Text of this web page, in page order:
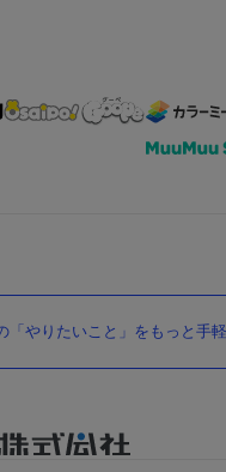
「やりたいこと」をもっと手